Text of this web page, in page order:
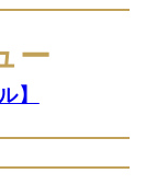
ー
】